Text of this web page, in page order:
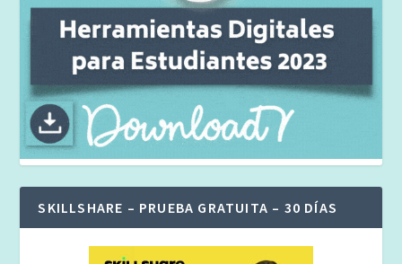
SKILLSHARE – PRUEBA GRATUITA – 30 DÍAS